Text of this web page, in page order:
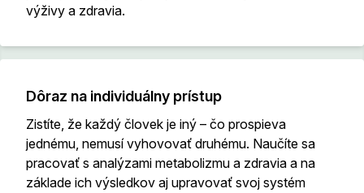
výživy a zdravia.
Dôraz na individuálny prístup
Zistíte, že každý človek je iný – čo prospieva
jednému, nemusí vyhovovať druhému. Naučíte sa
pracovať s analýzami metabolizmu a zdravia a na
základe ich výsledkov aj upravovať svoj systém